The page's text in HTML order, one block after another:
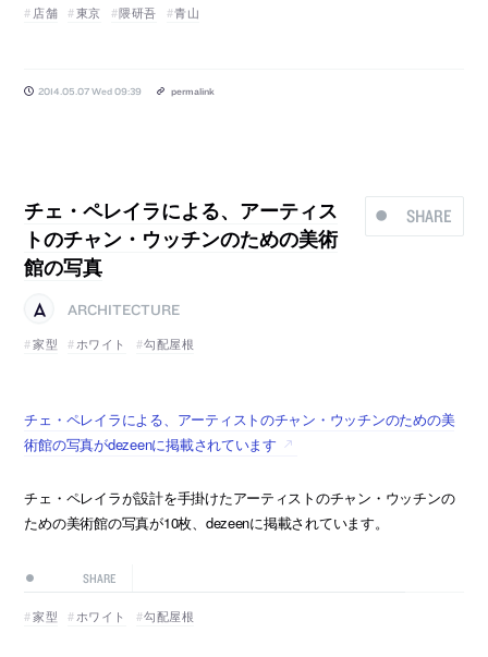
店舗 東京 隈研吾 青山
2014.05.07 Wed 09:39 permalink
SHARE
チェ・ペレイラによる、アーティス
トのチャン・ウッチンのための美術
館の写真
ARCHITECTURE
家型
ホワイト 勾配屋根
チェ・ペレイラによる、アーティストのチャン・ウッチンのための美
術館の写真がdezeenに掲載されています
チェ・ペレイラが設計を手掛けたアーティストのチャン・ウッチンの
ための美術館の写真が10枚、dezeenに掲載されています。
SHARE
家型 ホワイト 勾配屋根